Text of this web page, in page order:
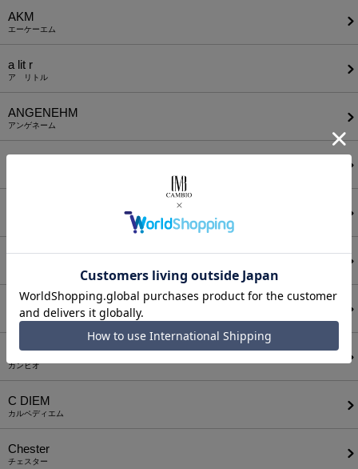
AKM
エーケーエム
a lit r
ア リトル
ANGENEHM
アンゲネーム
BODYSONG.
CALL&RESPONSE
コールアンドレスポンス
CAMBIO
カンビオ
C DIEM
カルペディエム
Chester
チェスター